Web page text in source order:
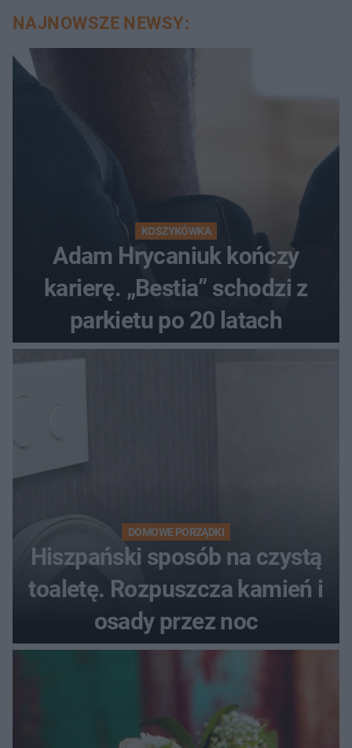
NAJNOWSZE NEWSY:
KOSZYKÓWKA
Adam Hrycaniuk kończy
karierę. „Bestia” schodzi z
parkietu po 20 latach
DOMOWE PORZĄDKI
Hiszpański sposób na czystą
toaletę. Rozpuszcza kamień i
osady przez noc